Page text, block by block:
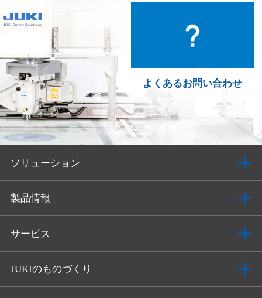
よくあるお問い合わせ
ソリューション
製品情報
サービス
JUKIのものづくり